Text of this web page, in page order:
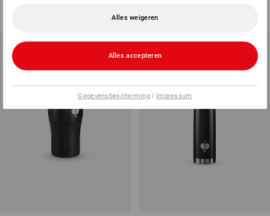
Alles weigeren
Alles accepteren
Gegevensbescherming | Impressum